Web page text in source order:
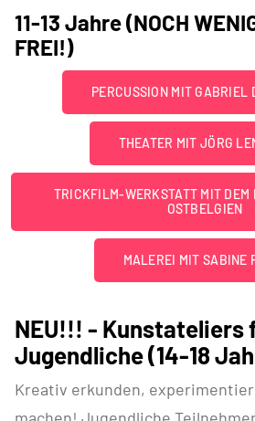
11-13 Jahre (NOCH
FREI!)
PERCUSSION MIT GABRIEL
THEATER MIT JÖRG
TRICKFILM-WERKSTATT MIT DEM
OSTBELGIEN
MALEREI MIT SABINE
NEU!!! - Kunstateliers
Jugendliche (14-18
Kreativ erkunden,